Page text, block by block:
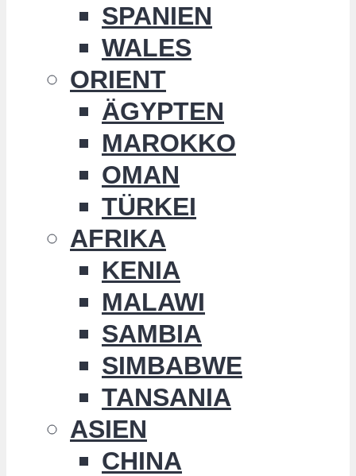
SPANIEN
WALES
ORIENT
ÄGYPTEN
MAROKKO
OMAN
TÜRKEI
AFRIKA
KENIA
MALAWI
SAMBIA
SIMBABWE
TANSANIA
ASIEN
CHINA